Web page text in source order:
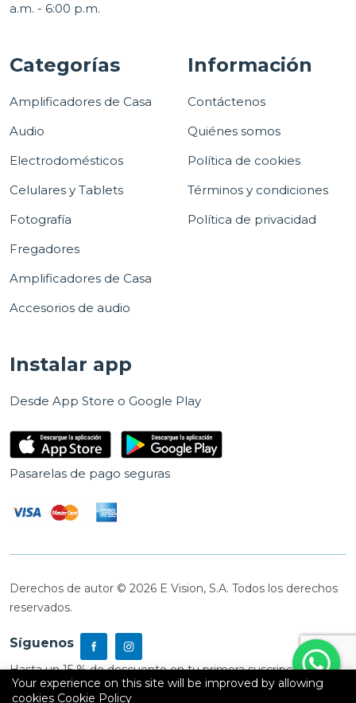
a.m. - 6:00 p.m.
Categorías
Amplificadores de Casa
Audio
Electrodomésticos
Celulares y Tablets
Fotografía
Fregadores
Amplificadores de Casa
Accesorios de audio
Información
Contáctenos
Quiénes somos
Política de cookies
Términos y condiciones
Política de privacidad
Instalar app
Desde App Store o Google Play
Pasarelas de pago seguras
Derechos de autor © 2026 E Vision, S.A. Todos los derechos
reservados.
Síguenos
Hasta un 15 % de descuento en tu primera suscripción
Your experience on this site will be improved by allowing
cookies Cookie Policy